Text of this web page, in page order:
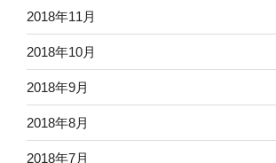
2018年11月
2018年10月
2018年9月
2018年8月
2018年7月